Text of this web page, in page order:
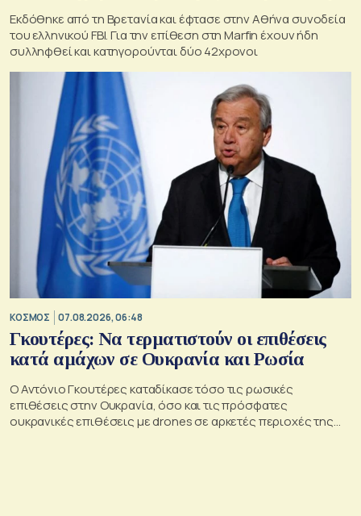
Εκδόθηκε από τη Βρετανία και έφτασε στην Αθήνα συνοδεία
του ελληνικού FBI. Για την επίθεση στη Marfin έχουν ήδη
συλληφθεί και κατηγορούνται δύο 42χρονοι
ΚΟΣΜΟΣ 07.08.2026, 06:48
Γκουτέρες: Να τερματιστούν οι επιθέσεις
κατά αμάχων σε Ουκρανία και Ρωσία
Ο Αντόνιο Γκουτέρες καταδίκασε τόσο τις ρωσικές
επιθέσεις στην Ουκρανία, όσο και τις πρόσφατες
ουκρανικές επιθέσεις με drones σε αρκετές περιοχές της